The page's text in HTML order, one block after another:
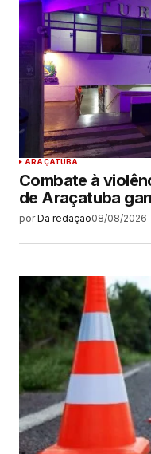
ARAÇATUBA
Combate à
de Araçatuba
por Da redação08/08/2026